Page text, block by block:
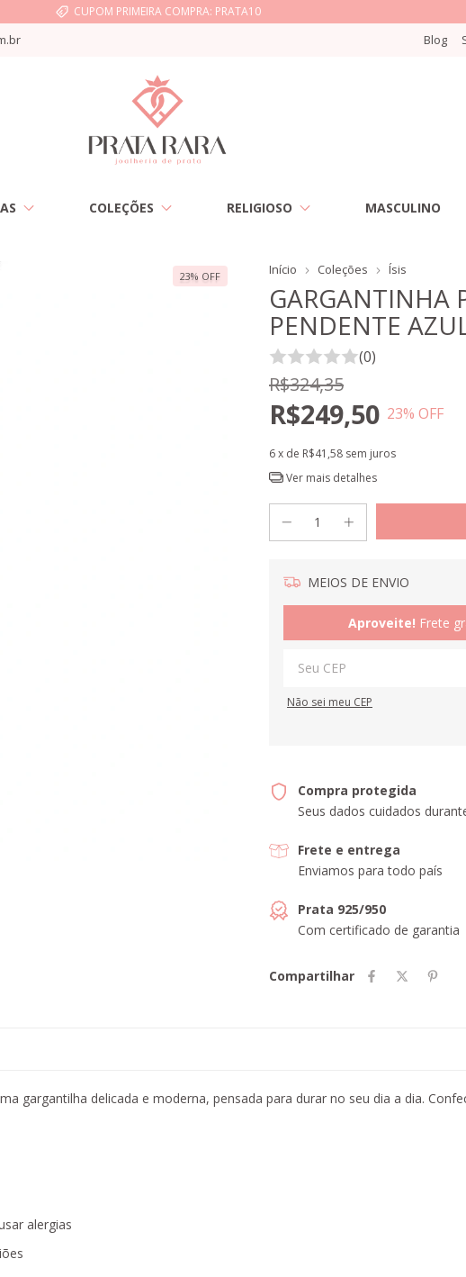
CUPOM PRIMEIRA COMPRA: PRATA10
Blog
COLEÇÕES RELIGIOSO MASCULINO
23% OFF Início Coleções Ísis
GARGANTINHA
PENDENTE
(0)
R$324,35
R$249,50 23% OFF
6x de R$41,58 sem juros
Ver mais detalhes
MEIOS DE ENVIO
Aproveite! Frete
Não sei meu CEP
Compra protegida
Seus dados cuidados
Frete e entrega
Enviamos para todo país
Prata 925/950
Com certificado de garantia
Compartilhar
gargantilha delicada e moderna, pensada para durar no seu dia a dia.
alergias